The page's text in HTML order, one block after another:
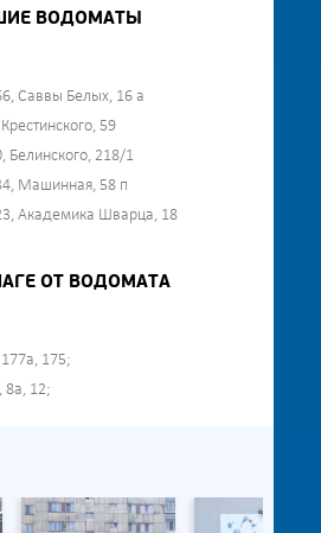
ВОДОМАТЫ
Саввы Белых, 16 а
59
218/1
Машинная, 58 п
Академика Шварца, 18
ОТ ВОДОМАТА
175;
8а, 12;